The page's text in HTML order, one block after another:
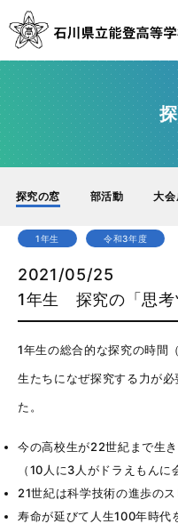
探究の窓 部活動 大会
1年生 令和3年度
2021/05/25
1年生 探究の「思考
1年生の総合的な探究の時間
生たちになぜ探究する力が
た。
今の高校生が22世紀まで生
（10人に3人がドラえもんに
21世紀は科学技術の進歩の
寿命が延びて人生100年時代